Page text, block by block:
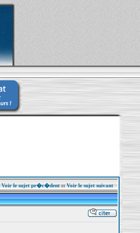
Voir le sujet pr�c�dent::Voir le sujet suivant